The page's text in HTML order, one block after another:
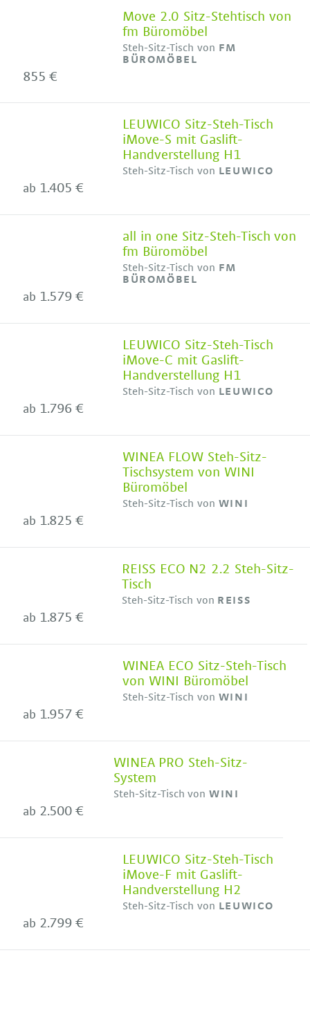
Move 2.0 Sitz-Stehtisch von
fm Büromöbel
Steh-Sitz-Tisch von FM
BÜROMÖBEL
855 €
LEUWICO Sitz-Steh-Tisch
iMove-S mit Gaslift-
Handverstellung H1
Steh-Sitz-Tisch von LEUWICO
ab 1.405 €
all in one Sitz-Steh-Tisch von
fm Büromöbel
Steh-Sitz-Tisch von FM
BÜROMÖBEL
ab 1.579 €
LEUWICO Sitz-Steh-Tisch
iMove-C mit Gaslift-
Handverstellung H1
Steh-Sitz-Tisch von LEUWICO
ab 1.796 €
WINEA FLOW Steh-Sitz-
Tischsystem von WINI
Büromöbel
Steh-Sitz-Tisch von WINI
ab 1.825 €
REISS ECO N2 2.2 Steh-Sitz-
Tisch
Steh-Sitz-Tisch von REISS
ab 1.875 €
WINEA ECO Sitz-Steh-Tisch
von WINI Büromöbel
Steh-Sitz-Tisch von WINI
ab 1.957 €
WINEA PRO Steh-Sitz-
System
Steh-Sitz-Tisch vonWINI
ab 2.500 €
LEUWICO Sitz-Steh-Tisch
iMove-F mit Gaslift-
Handverstellung H2
Steh-Sitz-Tisch von LEUWICO
ab 2.799 €